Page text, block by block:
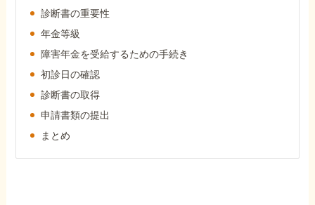
事務所について
お客様からの感謝のお手紙
サイトマップ
診断書の重要性
年金等級
障害年金を受給するための手続き
初診日の確認
診断書の取得
申請書類の提出
まとめ